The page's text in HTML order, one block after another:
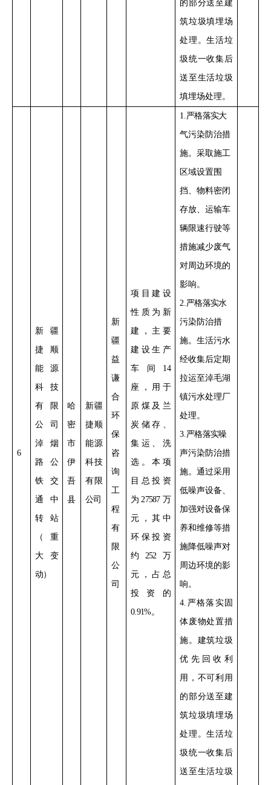
的部分送 至建
筑垃圾填埋场
处理 。生活垃
圾统一收集后
送 至生活垃圾
填埋场处理。
6
新疆
捷顺
能源
科技
有限
公司
淖烟
路公
铁交
通中
转站
（重
大变
动）
哈
密
市
伊
吾
县
新疆
捷顺
能源
科技
有限
公司
新
疆
益
谦
合
环
保
咨
询
工
程
有
限
公
司
项目建设
性质 为新
建， 主要
建设生产
车间 14
座 ，用于
原煤及兰
炭储存、
集运 、洗
选。本项
目总投资
为27587万
元，其中
环保投资
约 252万
元，占总
投资的
0.91%。
1.严格落实大
气污染防治措
施。采取施工
区域设置围
挡、物料密闭
存放、运输车
辆限速行驶等
措施减少废气
对周边环境的
影响。
2.严格落实水
污染防治措
施。生活污水
经收集后定期
拉运至淖毛湖
镇污水处理厂
处理。
3.严格落实噪
声污染防治措
施。通过采用
低噪声设备、
加强对设备保
养和维修等措
施降低噪声对
周边环境的影
响。
4. 严格落实 固
体废物处置措
施。建筑垃圾
优先 回收利
用， 不可利用
的部分送 至建
筑垃圾填埋场
处理 。生活垃
圾统一收集后
送 至生活垃圾